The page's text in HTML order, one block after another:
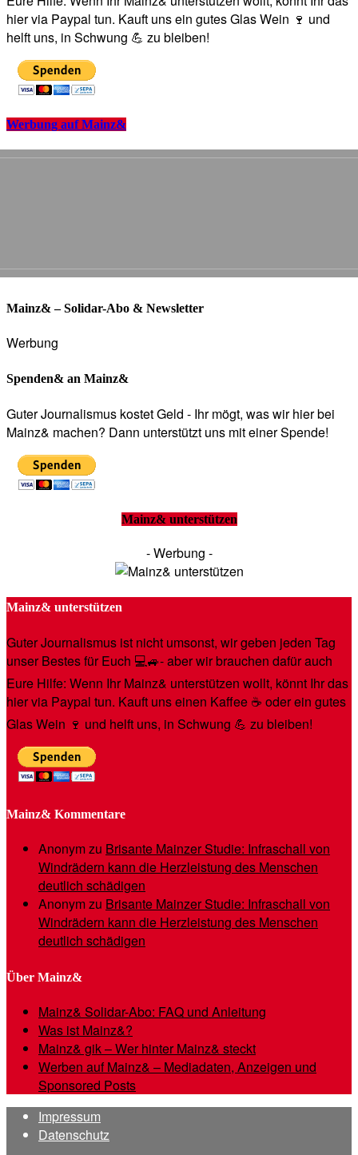
hier via Paypal tun. Kauft uns ein gutes Glas Wein 🍷 und
helft uns, in Schwung 💪 zu bleiben!
Werbung auf Mainz&
Mainz& – Solidar-Abo & Newsletter
Werbung
Spenden& an Mainz&
Guter Journalismus kostet Geld - Ihr mögt, was wir hier bei
Mainz& machen? Dann unterstützt uns mit einer Spende!
Mainz& unterstützen
- Werbung -
Mainz& unterstützen
Guter Journalismus ist nicht umsonst, wir geben jeden Tag
unser Bestes für Euch 💻🚙- aber wir brauchen dafür auch
Eure Hilfe: Wenn Ihr Mainz& unterstützen wollt, könnt Ihr das
hier via Paypal tun. Kauft uns einen Kaffee ☕️ oder ein gutes
Glas Wein 🍷 und helft uns, in Schwung 💪 zu bleiben!
Mainz& Kommentare
Anonymzu Brisante Mainzer Studie: Infraschall von
Windrädern kann die Herzleistung des Menschen
deutlich schädigen
Anonymzu Brisante Mainzer Studie: Infraschall von
Windrädern kann die Herzleistung des Menschen
deutlich schädigen
Über Mainz&
Mainz& Solidar-Abo: FAQ und Anleitung
Was ist Mainz&?
Mainz& gik – Wer hinter Mainz& steckt
Werben auf Mainz& – Mediadaten, Anzeigen und
Sponsored Posts
Impressum
Datenschutz